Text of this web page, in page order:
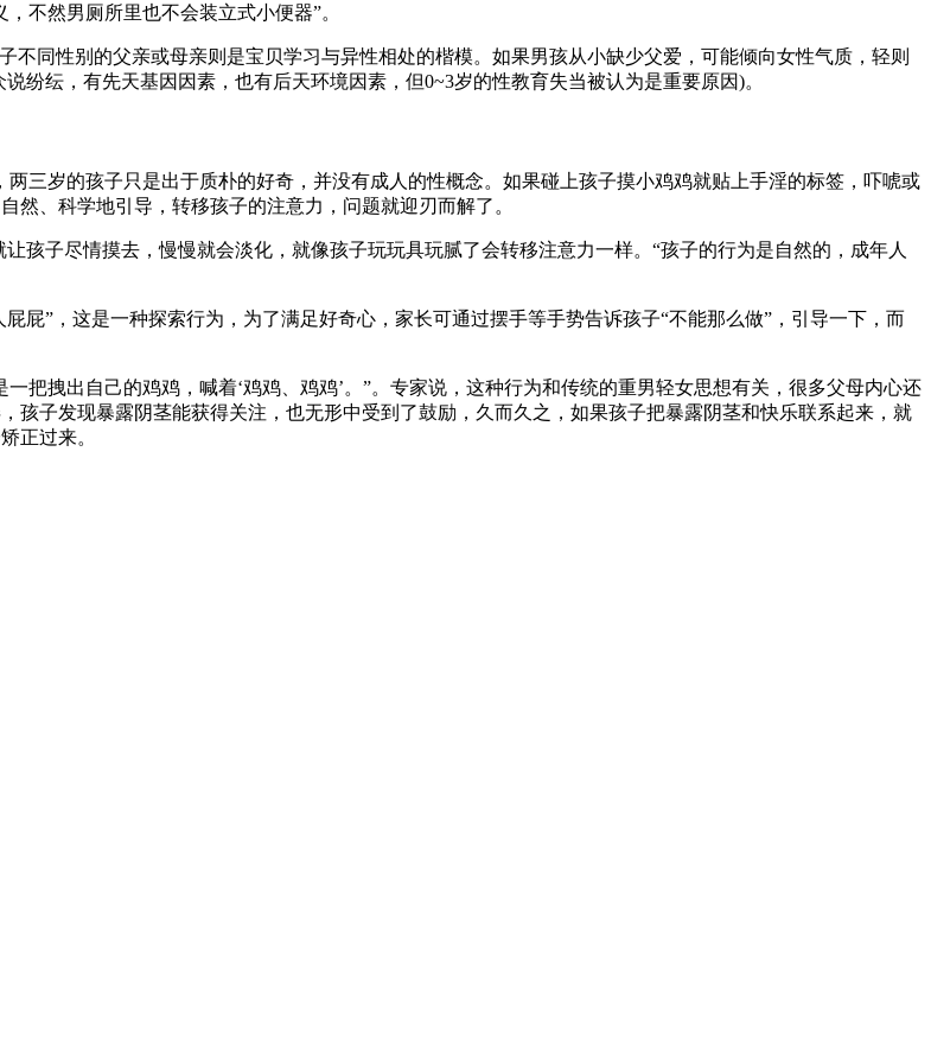
不然男厕所里也不会装立式小便器”。
不同性别的父亲或母亲则是宝贝学习与异性相处的楷模。如果男孩从小缺少父爱，可能倾向女性气质，轻则
纷纭，有先天基因因素，也有后天环境因素，但0~3岁的性教育失当被认为是重要原因)。
三岁的孩子只是出于质朴的好奇，并没有成人的性概念。如果碰上孩子摸小鸡鸡就贴上手淫的标签，吓唬或
、科学地引导，转移孩子的注意力，问题就迎刃而解了。
孩子尽情摸去，慢慢就会淡化，就像孩子玩玩具玩腻了会转移注意力一样。“孩子的行为是自然的，成年人
屁”，这是一种探索行为，为了满足好奇心，家长可通过摆手等手势告诉孩子“不能那么做”，引导一下，而
把拽出自己的鸡鸡，喊着‘鸡鸡、鸡鸡’。”。专家说，这种行为和传统的重男轻女思想有关，很多父母内心还
孩子发现暴露阴茎能获得关注，也无形中受到了鼓励，久而久之，如果孩子把暴露阴茎和快乐联系起来，就
正过来。